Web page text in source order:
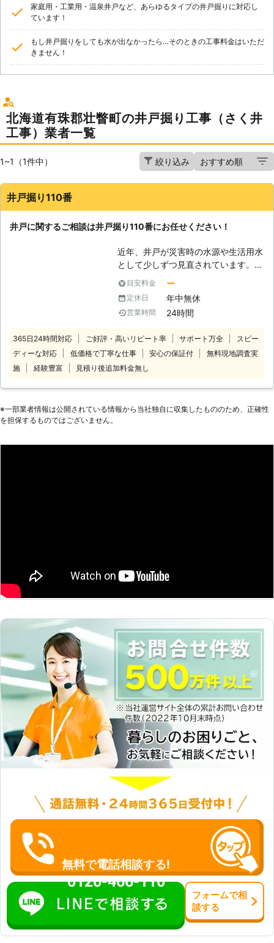
家庭用・工業用・温泉井戸など、あらゆるタイプの井戸掘りに対応し
ています！
もし井戸掘りをしても水が出なかったら…そのときの工事料金はいただ
きません！
北海道有珠郡壮瞥町の井戸掘り工事（さく井
工事）業者一覧
1~1（1件中） 絞り込み
井戸掘り110番
井戸に関するご相談は井戸掘り110番にお任せください！
近年、井戸が災害時の水源や生活用水
として少しずつ見直されています。
「井戸掘りなんてとうてい自分じゃ無
理だから代わりにお願いしたい」
「家にある井戸を防災用にできない
か？」など 井戸に関するご相談な
い。 井戸掘り110番は、24時間365日
いつでもコールセンターが稼働してお
りますので、お客様のご都合に応じた
す。 コールセンターのスタッフがお
客様のご要望を詳しくお聞きします。
寧・迅速をモットーとしお客様のご希
目安料金 ー
定休日 年中無休
営業時間 24時間
365日24時間対応 ご好評・高いリピート率 サポート万全
スピー
ディーな対応
低価格で丁寧な仕事 安心の保証付
無料現地調査実
施
経験豊富 見積り後追加料金無し
※⼀部業者情報は公開されている情報から当社独⾃に収集したもののため、正確性
を担保するものではございません。
無料で電話相談する!
0120-466-110
フォームで相
談する